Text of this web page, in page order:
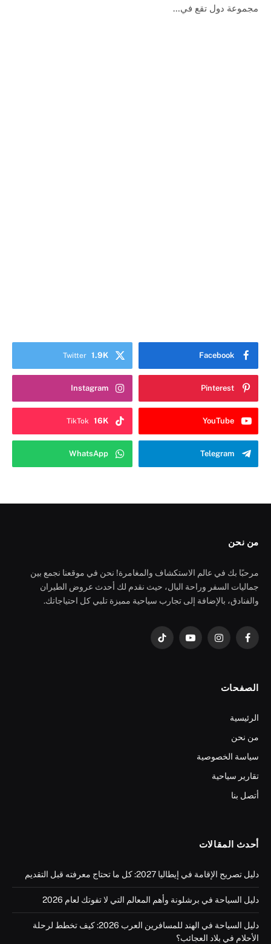
مجموعة دول تقع في…
Facebook
Twitter 1.9K
Pinterest
Instagram
YouTube
TikTok 16K
Telegram
WhatsApp
من نحن
مرحبًا بك في عالم الاستكشاف والمغامرة! نحن في موقعنا نجمع بين
جماليات السفر وراحة البال، حيث نقدم لك أحدث عروض الطيران
والفنادق، بالإضافة إلى تجارب سياحية مميزة تلبي كل احتياجاتك.
فيسبوكالانستغراميوتيوب تيكتوك
الصفحات
الرئيسية
من نحن
سياسة الخصوصية
تقارير سياحية
أتصل بنا
أحدث المقالات
دليل تصريح الإقامة في إيطاليا 2027: كل ما تحتاج معرفته قبل التقديم
دليل السياحة في برشلونة وأهم المعالم التي لا تفوتك لعام 2026
دليل السياحة في الهند للمسافرين العرب 2026: كيف تخطط لرحلة
الأحلام في بلاد العجائب؟